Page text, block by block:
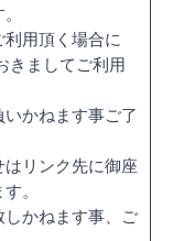
利用頂く場合に
きましてご利用
かねます事ご了
リンク先に御座
。
かねます事、ご